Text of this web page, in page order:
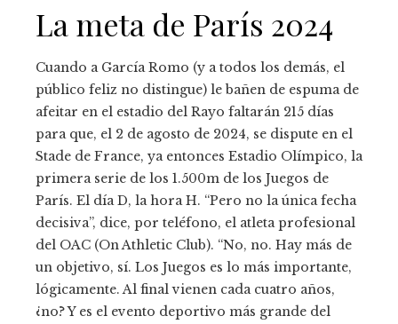
La meta de París 2024
Cuando a García Romo (y a todos los demás, el
público feliz no distingue) le bañen de espuma de
afeitar en el estadio del Rayo faltarán 215 días
para que, el 2 de agosto de 2024, se dispute en el
Stade de France, ya entonces Estadio Olímpico, la
primera serie de los 1.500m de los Juegos de
París. El día D, la hora H. “Pero no la única fecha
decisiva”, dice, por teléfono, el atleta profesional
del OAC (On Athletic Club). “No, no. Hay más de
un objetivo, sí. Los Juegos es lo más importante,
lógicamente. Al final vienen cada cuatro años,
¿no? Y es el evento deportivo más grande del